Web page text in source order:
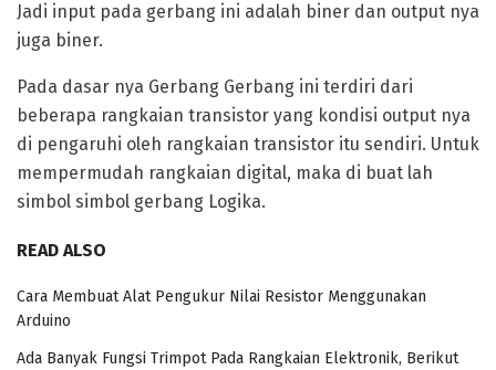
Jadi input pada gerbang ini adalah biner dan output nya
juga biner.
Pada dasar nya Gerbang Gerbang ini terdiri dari
beberapa rangkaian transistor yang kondisi output nya
di pengaruhi oleh rangkaian transistor itu sendiri. Untuk
mempermudah rangkaian digital, maka di buat lah
simbol simbol gerbang Logika.
READ ALSO
Cara Membuat Alat Pengukur Nilai Resistor Menggunakan
Arduino
Ada Banyak Fungsi Trimpot Pada Rangkaian Elektronik, Berikut